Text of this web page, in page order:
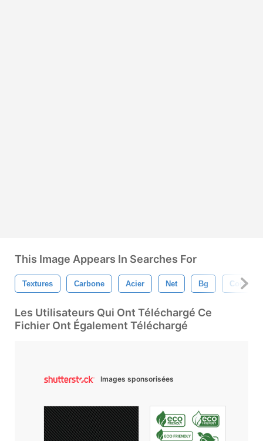
This Image Appears In Searches For
Textures Carbone Acier Net Bg Contexte
Les Utilisateurs Qui Ont Téléchargé Ce
Fichier Ont Également Téléchargé
Images sponsorisées